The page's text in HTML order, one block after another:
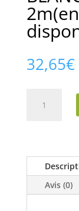
32,65€
BLANCHE
Avis (0)